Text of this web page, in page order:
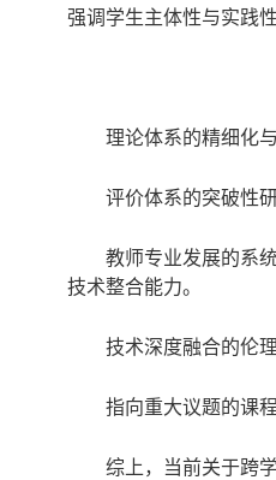
强调学生主体性与实践
理论体系的精细化
评价体系的突破性
教师专业发展的系
技术整合能力。
技术深度融合的伦
指向重大议题的课
综上，当前关于跨